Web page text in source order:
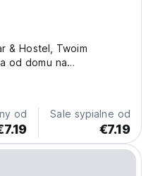
& Hostel, Twoim
od domu na
San Juan, oferujemy
atmosfery i
od Sale sypialne od
€7.19